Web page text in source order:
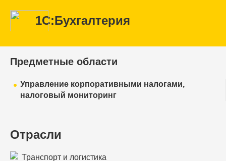
1С:Бухгалтерия
Предметные области
Управление корпоративными налогами,
налоговый мониторинг
Отрасли
Транспорт и логистика